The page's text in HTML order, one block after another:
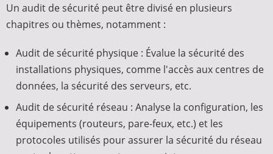
Un audit de sécurité peut être divisé en plusieurs
chapitres ou thèmes, notamment :
Audit de sécurité physique : Évalue la sécurité des
installations physiques, comme l'accès aux centres de
données, la sécurité des serveurs, etc.
Audit de sécurité réseau : Analyse la configuration, les
équipements (routeurs, pare-feux, etc.) et les
protocoles utilisés pour assurer la sécurité du réseau